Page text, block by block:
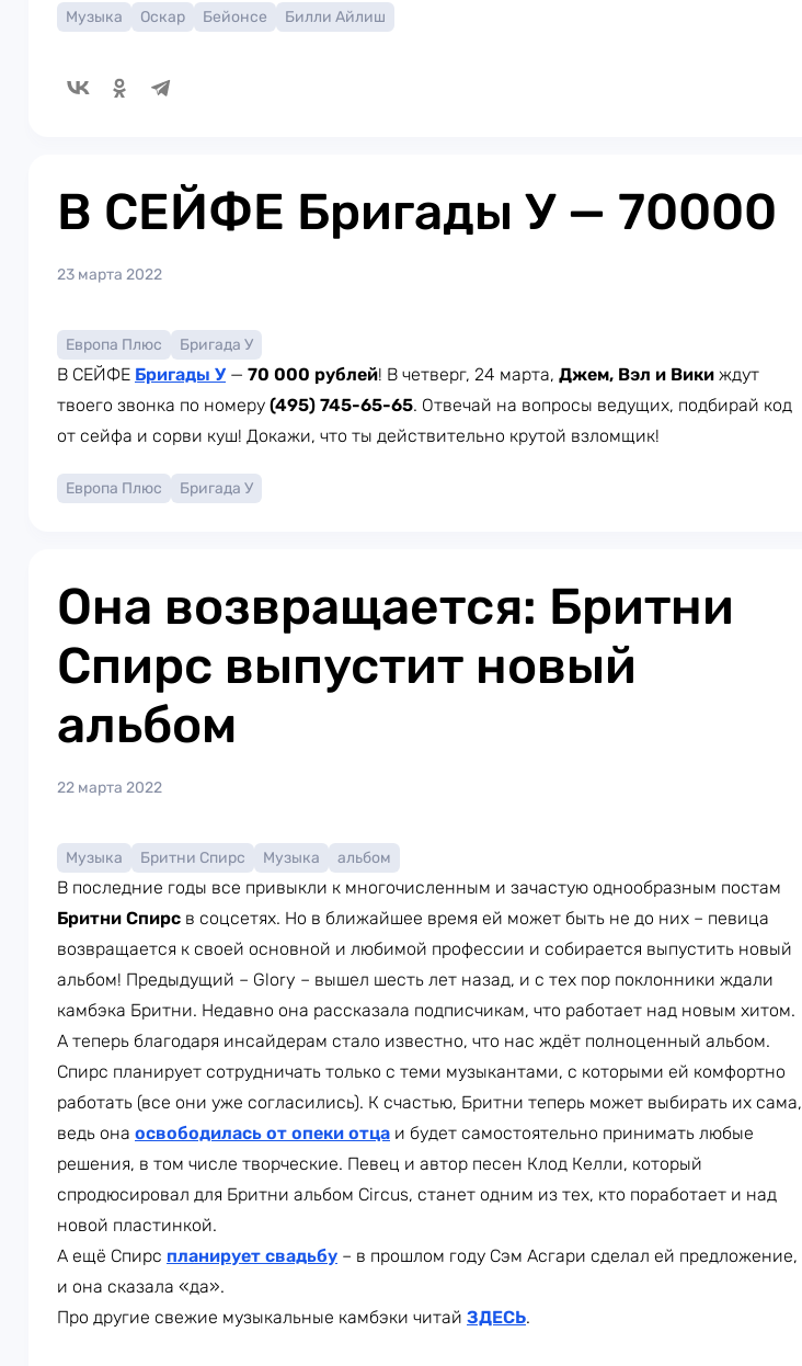
Музыка Оскар Бейонсе Билли Айлиш
В СЕЙФЕ Бригады У — 70000
23 марта 2022
Европа Плюс Бригада У
В СЕЙФЕ Бригады У — 70 000 рублей! В четверг, 24 марта, Джем, Вэл и Вики ждут
твоего звонка по номеру (495) 745-65-65. Отвечай на вопросы ведущих, подбирай код
от сейфа и сорви куш! Докажи, что ты действительно крутой взломщик!
Европа Плюс Бригада У
Она возвращается: Бритни
Спирс выпустит новый
альбом
22 марта 2022
Музыка Бритни Спирс Музыка альбом
В последние годы все привыкли к многочисленным и зачастую однообразным постам
Бритни Спирс в соцсетях. Но в ближайшее время ей может быть не до них – певица
возвращается к своей основной и любимой профессии и собирается выпустить новый
альбом! Предыдущий – Glory – вышел шесть лет назад, и с тех пор поклонники ждали
камбэка Бритни. Недавно она рассказала подписчикам, что работает над новым хитом.
А теперь благодаря инсайдерам стало известно, что нас ждёт полноценный альбом.
Спирс планирует сотрудничать только с теми музыкантами, с которыми ей комфортно
работать (все они уже согласились). К счастью, Бритни теперь может выбирать их сама,
ведь она освободилась от опеки отца и будет самостоятельно принимать любые
решения, в том числе творческие. Певец и автор песен Клод Келли, который
спродюсировал для Бритни альбом Circus, станет одним из тех, кто поработает и над
новой пластинкой.
А ещё Спирс планирует свадьбу – в прошлом году Сэм Асгари сделал ей предложение,
и она сказала «да».
Про другие свежие музыкальные камбэки читай ЗДЕСЬ.